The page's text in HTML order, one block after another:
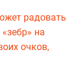
радовать
на
очков,